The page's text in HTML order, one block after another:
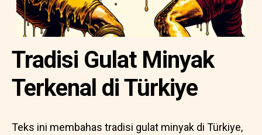
Tradisi Gulat Minyak
Terkenal di Türkiye
Teks ini membahas tradisi gulat minyak di Türkiye,